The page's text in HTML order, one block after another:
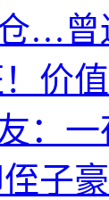
…曾
价
：
子